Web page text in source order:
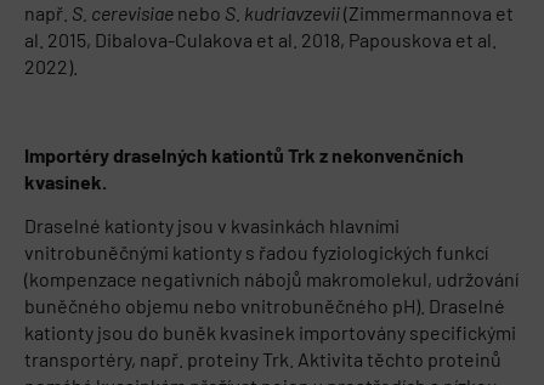
např. S. cerevisiae nebo S. kudriavzevii(Zimmermannova et
al. 2015, Dibalova-Culakova et al. 2018, Papouskova et al.
2022).
Importéry draselných kationtů Trk z nekonvenčních
kvasinek.
Draselné kationty jsou v kvasinkách hlavními
vnitrobuněčnými kationty s řadou fyziologických funkcí
(kompenzace negativních nábojů makromolekul, udržování
buněčného objemu nebo vnitrobuněčného pH). Draselné
kationty jsou do buněk kvasinek importovány specifickými
transportéry, např. proteiny Trk. Aktivita těchto proteinů